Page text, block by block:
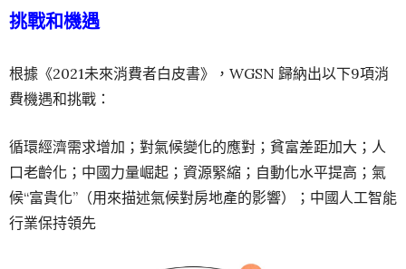
挑戰和機遇
根據《2021未來消費者白皮書》，WGSN 歸納出以下9項消
費機遇和挑戰：
循環經濟需求增加；對氣候變化的應對；貧富差距加大；人
口老齡化；中國力量崛起；資源緊縮；自動化水平提高；氣
候“富貴化”（用來描述氣候對房地產的影響）；中國人工智能
行業保持領先